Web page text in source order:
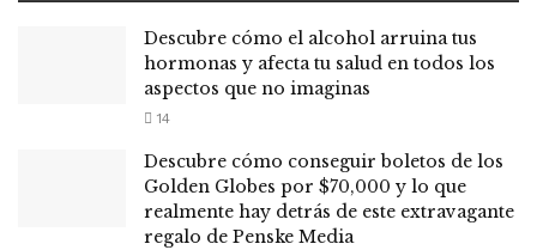
Descubre cómo el alcohol arruina tus
hormonas y afecta tu salud en todos los
aspectos que no imaginas
14
Descubre cómo conseguir boletos de los
Golden Globes por $70,000 y lo que
realmente hay detrás de este extravagante
regalo de Penske Media